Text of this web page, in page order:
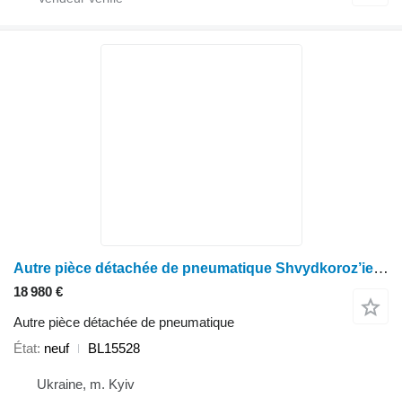
Autre pièce détachée de pneumatique Shvydkoroz’iemna mufta BL15528 pour tracteur à roues John Deere 6145R, 6155R
18 980 €
Autre pièce détachée de pneumatique
État neuf BL15528
Ukraine, m. Kyiv